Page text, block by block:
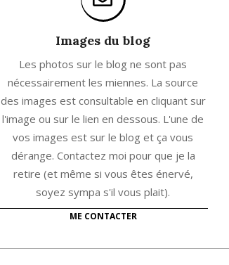
Images du blog
Les photos sur le blog ne sont pas
nécessairement les miennes. La source
des images est consultable en cliquant sur
l'image ou sur le lien en dessous. L'une de
vos images est sur le blog et ça vous
dérange. Contactez moi pour que je la
retire (et même si vous êtes énervé,
soyez sympa s'il vous plait).
ME CONTACTER